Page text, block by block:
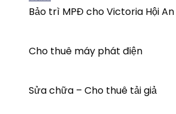
Bảo trì MPĐ cho Victoria Hội An
Cho thuê máy phát điện
Sửa chữa – Cho thuê tải giả